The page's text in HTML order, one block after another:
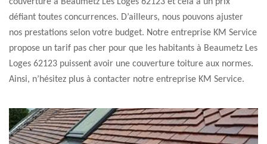
défiant toutes concurrences. D’ailleurs, nous pouvons ajuster
nos prestations selon votre budget. Notre entreprise KM Service
propose un tarif pas cher pour que les habitants à Beaumetz Les
Loges 62123 puissent avoir une couverture toiture aux normes.
Ainsi, n’hésitez plus à contacter notre entreprise KM Service.